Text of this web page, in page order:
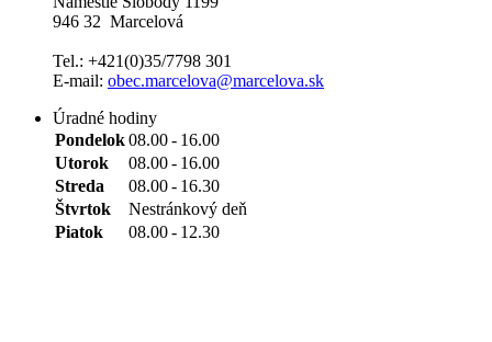
946 32 Marcelová
Tel.: +421(0)35/7798 301
E-mail: obec.marcelova@marcelova.sk
Úradné hodiny
Pondelok08.00- 16.00
Utorok
08.00- 16.00
Streda
08.00- 16.30
Štvrtok
Nestránkový deň
Piatok
08.00- 12.30